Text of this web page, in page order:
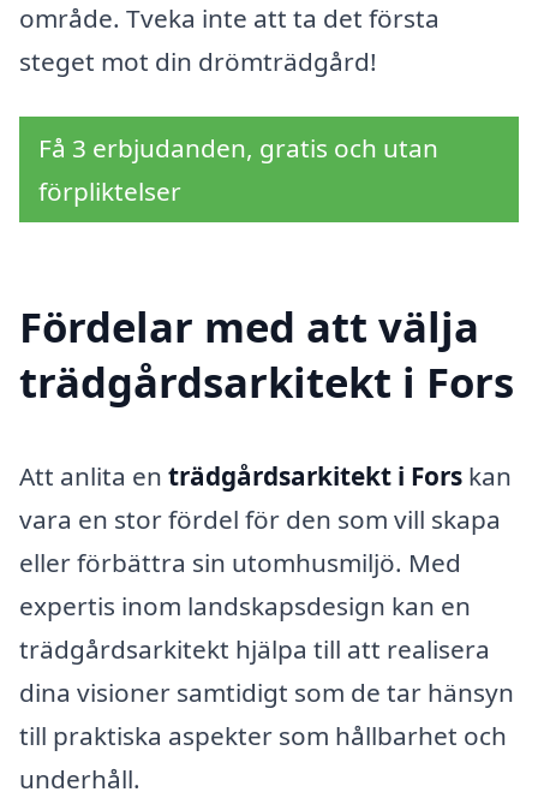
område. Tveka inte att ta det första
steget mot din drömträdgård!
Få 3 erbjudanden, gratis och utan
förpliktelser
Fördelar med att välja
trädgårdsarkitekt i Fors
Att anlita en trädgårdsarkitekt i Fors kan
vara en stor fördel för den som vill skapa
eller förbättra sin utomhusmiljö. Med
expertis inom landskapsdesign kan en
trädgårdsarkitekt hjälpa till att realisera
dina visioner samtidigt som de tar hänsyn
till praktiska aspekter som hållbarhet och
underhåll.